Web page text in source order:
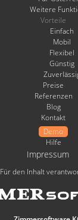
Weitere
Vorteile
Einfach
Mobil
Flexibel
Günstig
Preise
Referenzen
Blog
Kontakt
Demo
Hilfe
Impressum
Für den Inhalt